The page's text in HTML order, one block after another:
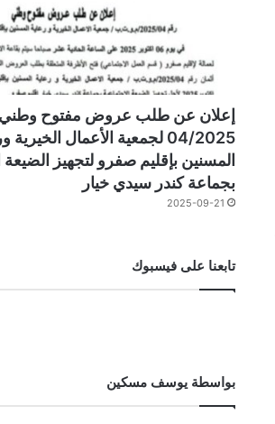
إعلان عن طلب عروض مفتوح
04/2025 لجمعية الأعمال الخيرية
المسنين بإقليم صفرو لتجهيز الضيعة
بجماعة كندر سيدي خيار
2025-09-21
تابعنا على فيسبوك
بواسطة يوسف مسكين